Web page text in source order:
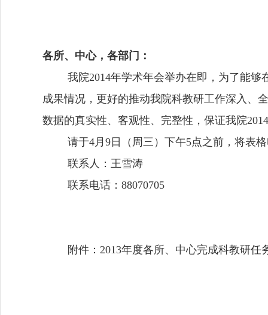
各所、中心，各部门：
我院2014年学术年会举办在即，为了能够
成果情况，更好的推动我院科教研工作深入、
数据的真实性、客观性、完整性，保证我院2014
请于4月 9 日 （周三）下午5点之前，将表
联系人：王雪涛
联系电话： 88070705
附件： 2013年度各所、中心完成科教研